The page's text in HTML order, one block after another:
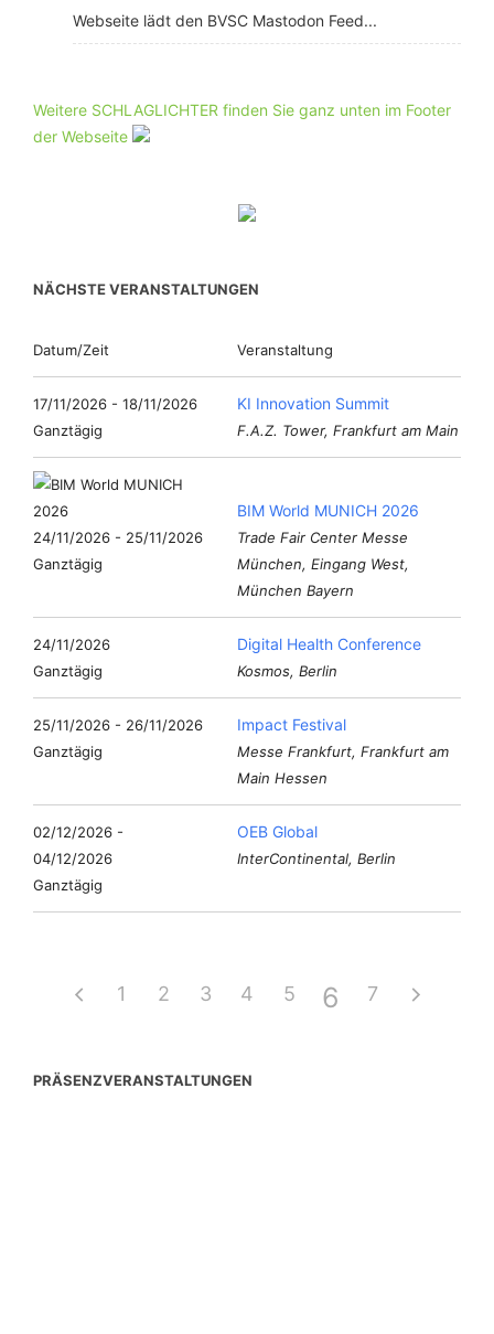
Webseite lädt den BVSC Mastodon Feed...
Weitere SCHLAGLICHTER finden Sie ganz unten im Footer
der Webseite
NÄCHSTE VERANSTALTUNGEN
Datum/Zeit Veranstaltung
17/11/2026 - 18/11/2026
Ganztägig
KI Innovation Summit
F.A.Z. Tower, Frankfurt am Main
24/11/2026 - 25/11/2026
Ganztägig
BIM World MUNICH 2026
Trade Fair Center Messe
München, Eingang West,
München Bayern
24/11/2026
Ganztägig
Digital Health Conference
Kosmos, Berlin
25/11/2026 - 26/11/2026
Ganztägig
Impact Festival
Messe Frankfurt, Frankfurt am
Main Hessen
02/12/2026 -
04/12/2026
Ganztägig
OEB Global
InterContinental, Berlin
1 2 3 4 5 6 7
PRÄSENZVERANSTALTUNGEN